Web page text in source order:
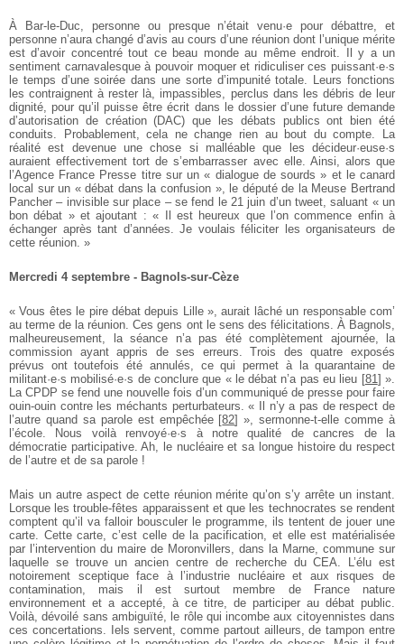
À Bar-le-Duc, personne ou presque n’était venu·e pour débattre, et
personne n’aura changé d’avis au cours d’une réunion dont l’unique mérite
est d’avoir concentré tout ce beau monde au même endroit. Il y a un
sentiment carnavalesque à pouvoir moquer et ridiculiser ces puissant·e·s
le temps d’une soirée dans une sorte d’impunité totale. Leurs fonctions
les contraignent à rester là, impassibles, perclus dans les débris de leur
dignité, pour qu’il puisse être écrit dans le dossier d’une future demande
d’autorisation de création (DAC) que les débats publics ont bien été
conduits. Probablement, cela ne change rien au bout du compte. La
réalité est devenue une chose si malléable que les décideur·euse·s
auraient effectivement tort de s’embarrasser avec elle. Ainsi, alors que
l’Agence France Presse titre sur un « dialogue de sourds » et le canard
local sur un « débat dans la confusion », le député de la Meuse Bertrand
Pancher – invisible sur place – se fend le 21 juin d’un tweet, saluant « un
bon débat » et ajoutant : « Il est heureux que l’on commence enfin à
échanger après tant d’années. Je voulais féliciter les organisateurs de
cette réunion. »
Mercredi 4 septembre - Bagnols-sur-Cèze
« Vous êtes le pire débat depuis Lille », aurait lâché un responsable com’
au terme de la réunion. Ces gens ont le sens des félicitations. À Bagnols,
malheureusement, la séance n’a pas été complètement ajournée, la
commission ayant appris de ses erreurs. Trois des quatre exposés
prévus ont toutefois été annulés, ce qui permet à la quarantaine de
militant·e·s mobilisé·e·s de conclure que « le débat n’a pas eu lieu [81] ».
La CPDP se fend une nouvelle fois d’un communiqué de presse pour faire
ouin-ouin contre les méchants perturbateurs. « Il n’y a pas de respect de
l’autre quand sa parole est empêchée[82] », sermonne-t-elle comme à
l’école. Nous voilà renvoyé·e·s à notre qualité de cancres de la
démocratie participative. Ah, le nucléaire et sa longue histoire du respect
de l’autre et de sa parole !
Mais un autre aspect de cette réunion mérite qu’on s’y arrête un instant.
Lorsque les trouble-fêtes apparaissent et que les technocrates se rendent
comptent qu’il va falloir bousculer le programme, ils tentent de jouer une
carte. Cette carte, c’est celle de la pacification, et elle est matérialisée
par l’intervention du maire de Moronvillers, dans la Marne, commune sur
laquelle se trouve un ancien centre de recherche du CEA. L’élu est
notoirement sceptique face à l’industrie nucléaire et aux risques de
contamination, mais il est surtout membre de France nature
environnement et a accepté, à ce titre, de participer au débat public.
Voilà, dévoilé sans ambiguïté, le rôle qui incombe aux citoyennistes dans
ces concertations. Iels servent, comme partout ailleurs, de tampon entre